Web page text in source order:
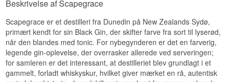
bryggeri. Scapegrace Gin blev i 2018 kåret til
Wine & Spirits Competition.
Smagsnoter
Næse
Duften byder på enebær, citrus og et strejf urter.
Beskrivelse af Scapegrace
Scapegrace er et destilleri fra Dunedin på New Zealands Sydø,
primært kendt for sin Black Gin, der skifter farve fra sort til lyserød,
når den blandes med tonic. For nybegynderen er det en farverig,
legende gin-oplevelse, der overrasker allerede ved serveringen;
for samleren er det interessant, at destilleriet blev grundlagt i et
gammelt, forladt whiskyskur, hvilket giver mærket en rå, autentisk